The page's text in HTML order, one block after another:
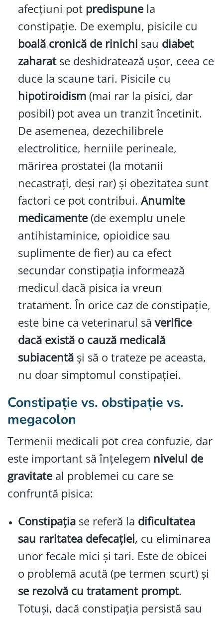
afecțiuni pot predispunela
constipație. De exemplu, pisicile cu
boală cronică de rinichi sau diabet
zaharatse deshidratează ușor, ceea ce
duce la scaune tari. Pisicile cu
hipotiroidism(mai rar la pisici, dar
posibil) pot avea un tranzit încetinit.
De asemenea, dezechilibrele
electrolitice, herniile perineale,
mărirea prostatei (la motanii
necastrați, deși rar) și obezitatea sunt
factori ce pot contribui. Anumite
medicamente(de exemplu unele
antihistaminice, opioidice sau
suplimente de fier) au ca efect
secundar constipația informează
medicul dacă pisica ia vreun
tratament. În orice caz de constipație,
este bine ca veterinarul să verifice
dacă există o cauză medicală
subiacentăși să o trateze pe aceasta,
nu doar simptomul constipației.
Constipație vs. obstipație vs.
megacolon
Termenii medicali pot crea confuzie, dar
este important să înțelegem nivelul de
gravitateal problemei cu care se
confruntă pisica:
Constipațiase referă la dificultatea
sau raritatea defecației, cu eliminarea
unor fecale mici și tari. Este de obicei
o problemă acută (pe termen scurt) și
se rezolvă cu tratament prompt.
Totuși, dacă constipația persistă sau